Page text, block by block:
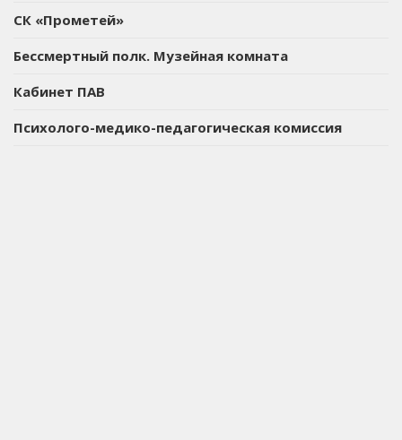
СК «Прометей»
Бессмертный полк. Музейная комната
Кабинет ПАВ
Психолого-медико-педагогическая комиссия